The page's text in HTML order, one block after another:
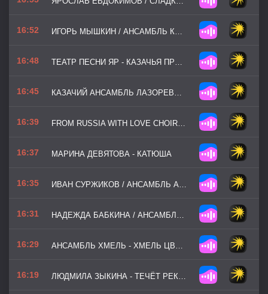
16:52 ИГОРЬ МЫШКИН / АНСАМБЛЬ КАЗАЧЬЯ ДОЛЯ - МОЯ КАЗАЧКА
16:48 ТЕАТР ПЕСНИ ЯР - КАЗАЧЬЯ ПРИЗЫВНАЯ
16:45 КАЗАЧИЙ АНСАМБЛЬ ЛАЗОРЕВЫЙ ЦВЕТОК - СЕГОДНЯ ВОСКРЕСЕНЬЕ
16:39 FROM RUSSIA WITH LOVE CHOIR - КОРОБЕЙНИКИ
16:37 МАРИНА ДЕВЯТОВА - КАТЮША
16:35 ИВАН СУРЖИКОВ / АНСАМБЛЬ АНАТОЛИЯ ЦАДИКОВСКОГО - МЕТЕЛИЦА
16:31 НАДЕЖДА БАБКИНА / АНСАМБЛЬ РУССКАЯ ПЕСНЯ - ВО САДУ ВИШЕНКА ЦВЕТЁТ
16:29 АНСАМБЛЬ ХМЕЛЬ - ХМЕЛЬ ЦВЕТЁТ
16:19 ЛЮДМИЛА ЗЫКИНА - ТЕЧЁТ PЕКА ВОЛГА